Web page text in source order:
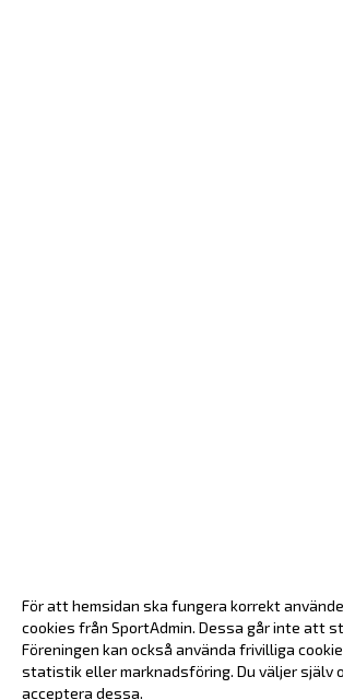
För att hemsidan ska fungera korrekt
cookies från SportAdmin. Dessa går inte att
Föreningen kan också använda frivilliga
statistik eller marknadsföring. Du väljer själv
acceptera dessa.